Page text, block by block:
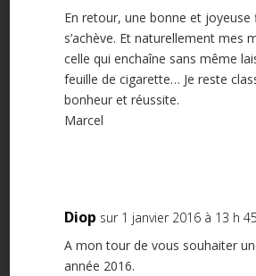
En retour, une bonne et joyeuse
s’achève. Et naturellement mes
celle qui enchaîne sans même
feuille de cigarette… Je reste
bonheur et réussite.
Marcel
Diop sur 1 janvier 2016 à 13 h
A mon tour de vous souhaiter
année 2016.